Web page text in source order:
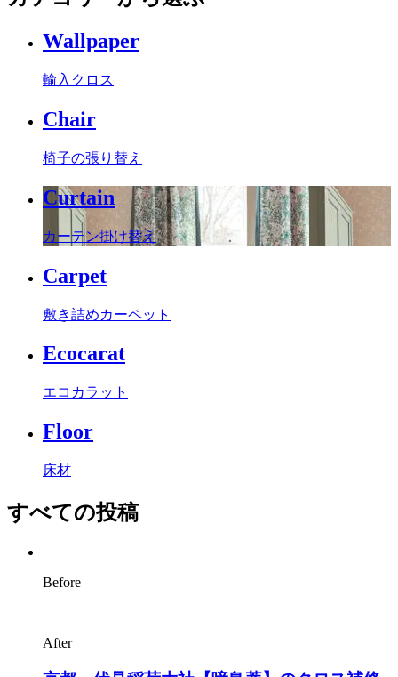
Wallpaper
輸入クロス
Chair
椅子の張り替え
Curtain
カーテン掛け替え
Carpet
敷き詰めカーペット
Ecocarat
エコカラット
Floor
床材
すべての投稿
Before
After